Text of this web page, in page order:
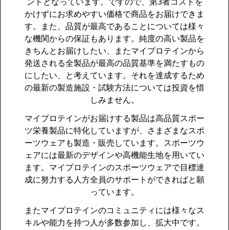
ンドとなっています。ですので、第3者コストを
かけずにお求めやすい価格で商品をお届けできま
す。また、品質が最高であることについては様々
な機関からの保証もあります。純度の高い製品を
きちんとお届けしたい、またマイプロテインから
発送される全製品が最高の品質基準を満たすもの
にしたい、と考えています。それを達成するため
の最新の製造施設・試験方法については投資を惜
しみません。
マイプロテインがお届けする製品は高品質スポー
ツ栄養製品に特化していますが、さまざまなスポ
ーツウェアも製造・販売しています。スポーツウ
ェアには最新のデザインや高機能生地を用いてい
ます。マイプロテインのスポーツウェアで目標達
成に努力する人方全員のサポートができればと願
っています。
またマイプロテインのコミュニティには様々なス
キルや能力を持つ人が多数参加し、拡大中です。